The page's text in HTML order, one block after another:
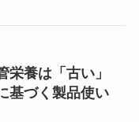
養は「古い」
基づく製品使い